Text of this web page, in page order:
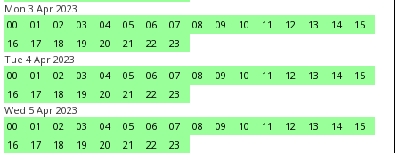
Mon 3 Apr 2023
00
01 02 03 04 05 06 07 08 09 10 11 12 13 14
15
16
17 18 19 20 21 22
23
Tue 4 Apr 2023
00
01 02 03 04 05 06 07 08 09 10 11 12 13 14
15
16
17 18 19 20 21 22
23
Wed 5 Apr 2023
00
01 02 03 04 05 06 07 08 09 10 11 12 13 14
15
16
17 18 19 20 21 22
23